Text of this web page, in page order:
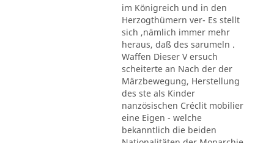
im Königreich und in den
Herzogthümern ver- Es stellt
sich ,nämlich immer mehr
heraus, daß des sarumeln .
Waffen Dieser V ersuch
scheiterte an Nach der der
Märzbewegung, Herstellung
des ste als Kinder
nanzösischen Créclit mobilier
eine Eigen - welche
bekanntlich die beiden